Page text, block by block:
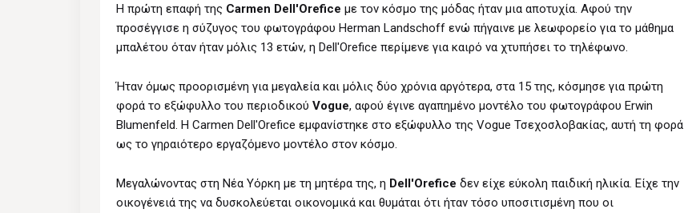
Η πρώτη επαφή της Carmen Dell'Orefice με τον κόσμο της μόδας ήταν μια αποτυχία. Αφού την
προσέγγισε η σύζυγος του φωτογράφου Herman Landschoff ενώ πήγαινε με λεωφορείο για το μάθημα
μπαλέτου όταν ήταν μόλις 13 ετών, η Dell'Orefice περίμενε για καιρό να χτυπήσει το τηλέφωνο.
Ήταν όμως προορισμένη για μεγαλεία και μόλις δύο χρόνια αργότερα, στα 15 της, κόσμησε για πρώτη
φορά το εξώφυλλο του περιοδικού Vogue, αφού έγινε αγαπημένο μοντέλο του φωτογράφου Erwin
Blumenfeld. Η Carmen Dell'Orefice εμφανίστηκε στο εξώφυλλο της Vogue Τσεχοσλοβακίας, αυτή τη φορά
ως το γηραιότερο εργαζόμενο μοντέλο στον κόσμο.
Μεγαλώνοντας στη Νέα Υόρκη με τη μητέρα της, η Dell'Orefice δεν είχε εύκολη παιδική ηλικία. Είχε την
οικογένειά της να δυσκολεύεται οικονομικά και θυμάται ότι ήταν τόσο υποσιτισμένη που οι